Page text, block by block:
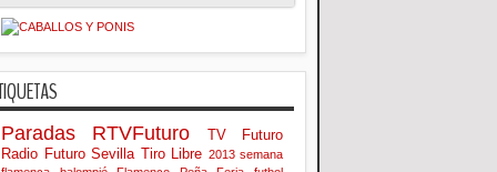
Paradas RTVFuturo
TV Futuro
Radio Futuro Sevilla Tiro Libre 2013 semana